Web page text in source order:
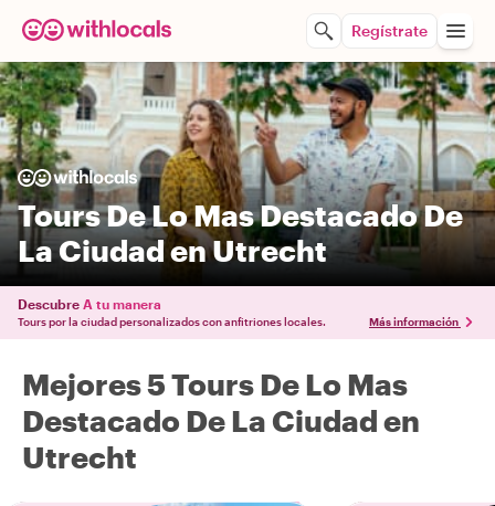
Regístrate
Tours De Lo Mas Destacado De
La Ciudad en Utrecht
Descubre A tu manera
Tours por la ciudad personalizados con anfitriones locales. Más información
Mejores 5 Tours De Lo Mas
Destacado De La Ciudad en
Utrecht